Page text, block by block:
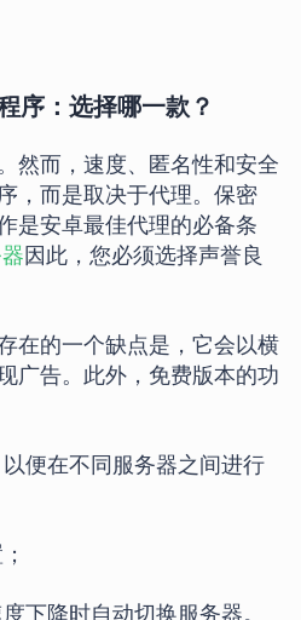
序：选择哪一款？
然而，速度、匿名性和安全
，而是取决于代理。保密
是安卓最佳代理的必备条
因此，您必须选择声誉良
在的一个缺点是，它会以横
广告。此外，免费版本的功
便在不同服务器之间进行
下降时自动切换服务器。